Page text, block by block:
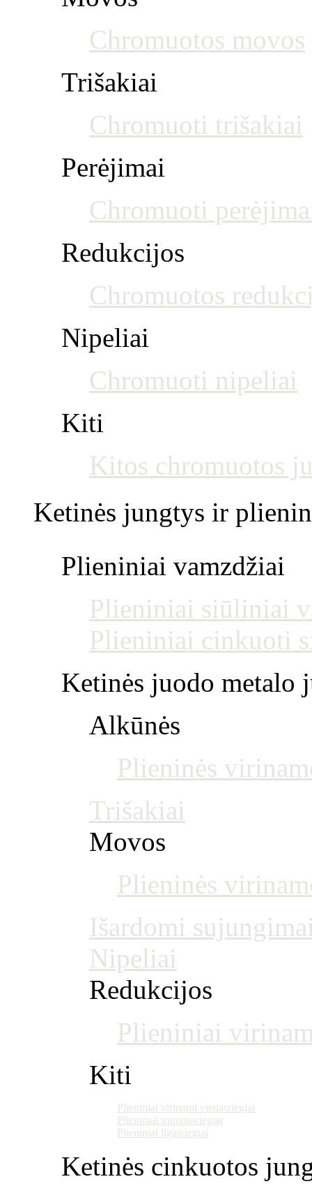
Chromuotos movos
Trišakiai
Chromuoti trišakiai
Perėjimai
Chromuoti
Redukcijos
Chromuotos
Nipeliai
Chromuoti nipeliai
Kiti
Kitos chromuotos
Ketinės jungtys ir
Plieniniai vamzdžiai
Plieniniai siūliniai
Plieniniai cinkuoti
Ketinės juodo metalo
Alkūnės
Plieninės
Trišakiai
Movos
Plieninės
Išardomi
Nipeliai
Redukcijos
Plieniniai
Kiti
Plieniniai virinami vienasriegiai
Plieniniai trumpasriegiai
Plieniniai ilgasriegiai
Ketinės cinkuotos